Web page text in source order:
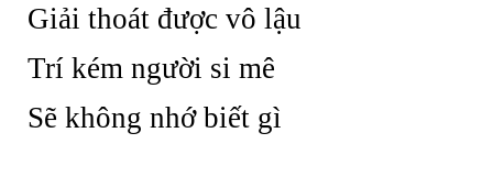
Giải thoát được vô lậu
Trí kém người si mê
Sẽ không nhớ biết gì